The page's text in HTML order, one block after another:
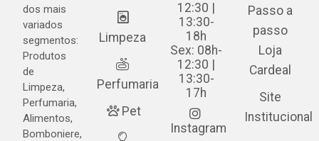
dos mais
variados
segmentos:
Produtos
de
Limpeza,
Perfumaria,
Alimentos,
Bomboniere,
Limpeza
Perfumaria
Pet
12:30 |
13:30-
18h
Sex: 08h-
12:30 |
13:30-
17h
Instagram
Passo a
passo
Loja
Cardeal
Site
Institucional